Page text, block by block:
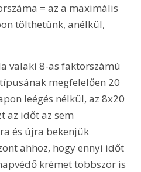
= az a maximális
tölthetünk, anélkül,
valaki 8-as faktorszámú
megfelelően 20
leégés nélkül, az 8x20
az időt az sem
és újra bekenjük
ahhoz, hogy ennyi időt
krémet többször is